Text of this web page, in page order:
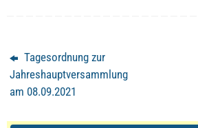
Tagesordnung zur
Jahreshauptversammlung
am 08.09.2021